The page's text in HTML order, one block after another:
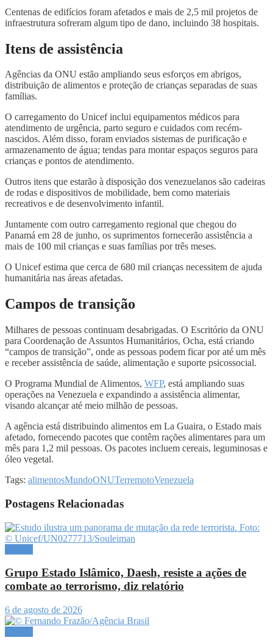
Centenas de edifícios foram afetados e mais de 2,5 mil projetos de
infraestrutura sofreram algum tipo de dano, incluindo 38 hospitais.
Itens de assistência
Agências da ONU estão ampliando seus esforços em abrigos,
distribuição de alimentos e proteção de crianças separadas de suas
famílias.
O carregamento do Unicef inclui equipamentos médicos para
atendimento de urgência, parto seguro e cuidados com recém-
nascidos. Além disso, foram enviados sistemas de purificação e
armazenamento de água; tendas para montar espaços seguros para
crianças e pontos de atendimento.
Outros itens que estarão à disposição dos venezuelanos são cadeiras
de rodas e dispositivos de mobilidade, bem como materiais
recreativos e de desenvolvimento infantil.
Juntamente com outro carregamento regional que chegou do
Panamá em 28 de junho, os suprimentos fornecerão assistência a
mais de 100 mil crianças e suas famílias por três meses.
O Unicef estima que cerca de 680 mil crianças necessitem de ajuda
humanitária nas áreas afetadas.
Campos de transição
Milhares de pessoas continuam desabrigadas. O Escritório da ONU
para Coordenação de Assuntos Humanitários, Ocha, está criando
“campos de transição”, onde as pessoas podem ficar por até um mês
e receber assistência de saúde, alimentação e suporte psicossocial.
O Programa Mundial de Alimentos, WFP, está ampliando suas
operações na Venezuela e expandindo a assistência alimentar,
visando alcançar até meio milhão de pessoas.
A agência está distribuindo alimentos em La Guaira, o Estado mais
afetado, fornecendo pacotes que contêm rações alimentares para um
mês para 1,2 mil pessoas. Os pacotes incluem cereais, leguminosas e
óleo vegetal.
Tags: alimentosMundoONUTerremotoVenezuela
Postagens Relacionadas
Grupo Estado Islâmico, Daesh, resiste a ações de
combate ao terrorismo, diz relatório
6 de agosto de 2026